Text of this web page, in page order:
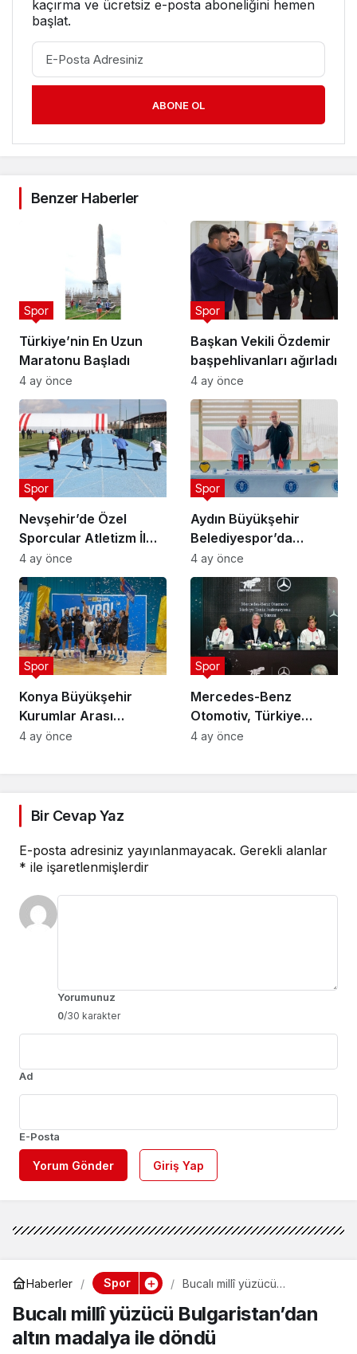
kaçırma ve ücretsiz e-posta aboneliğini hemen
başlat.
ABONE OL
Benzer Haberler
Türkiye’nin En Uzun
Maratonu Başladı
Spor
4 ay önce
Başkan Vekili Özdemir
başpehlivanları ağırladı
Spor
4 ay önce
Nevşehir’de Özel
Sporcular Atletizm İl
Şampiyonası
Düzenlendi
Spor
4 ay önce
Aydın Büyükşehir
Belediyespor’da
Ataman Güneyligil
Dönemi
Spor
4 ay önce
Konya Büyükşehir
Kurumlar Arası
Voleybol Turnuvası
Spor
4 ay önce
Mercedes-Benz
Otomotiv, Türkiye
Tenis Federasyonu’nun
Spor
4 ay önce
Bir Cevap Yaz
E-posta adresiniz yayınlanmayacak. Gerekli alanlar
* ile işaretlenmişlerdir
Yorumunuz
0/30 karakter
Ad
E-Posta
Yorum Gönder Giriş Yap
Haberler Spor
Bucalı millî yüzücü
ile döndü
Bucalı millî yüzücü Bulgaristan’dan
altın madalya ile döndü